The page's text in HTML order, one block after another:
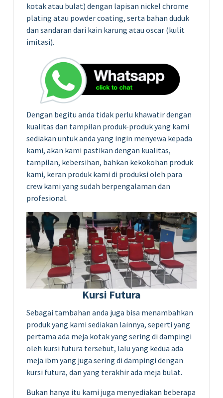
kotak atau bulat) dengan lapisan nickel chrome
plating atau powder coating, serta bahan duduk
dan sandaran dari kain karung atau oscar (kulit
imitasi).
Dengan begitu anda tidak perlu khawatir dengan
kualitas dan tampilan produk-produk yang kami
sediakan untuk anda yang ingin menyewa kepada
kami, akan kami pastikan dengan kualitas,
tampilan, kebersihan, bahkan kekokohan produk
kami, keran produk kami di produksi oleh para
crew kami yang sudah berpengalaman dan
profesional.
Kursi Futura
Sebagai tambahan anda juga bisa menambahkan
produk yang kami sediakan lainnya, seperti yang
pertama ada meja kotak yang sering di dampingi
oleh kursi futura tersebut, lalu yang kedua ada
meja ibm yang juga sering di dampingi dengan
kursi futura, dan yang terakhir ada meja bulat.
Bukan hanya itu kami juga menyediakan beberapa